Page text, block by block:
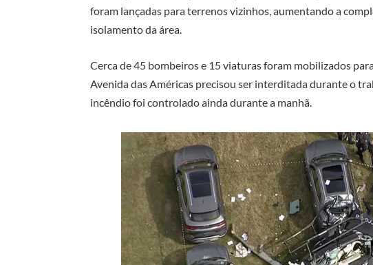
foram lançadas para terrenos vizinhos, aumentando a
isolamento da área.
Cerca de 45 bombeiros e 15 viaturas foram mobilizados
Avenida das Américas precisou ser interditada durante o
incêndio foi controlado ainda durante a manhã.